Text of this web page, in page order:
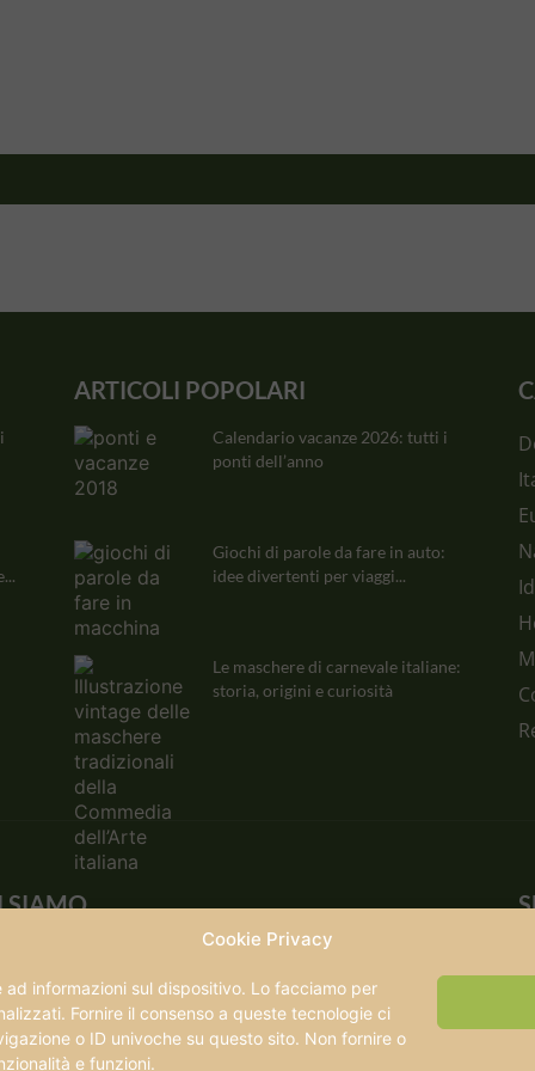
Cookie Privacy
informazioni sul dispositivo. Lo facciamo per
Fornire il consenso a queste tecnologie ci
o ID univoche su questo sito. Non fornire o
e funzioni.
ARTICOLI POPOLARI
Calendario vacanze 2026: tutti i
ponti dell’anno
Giochi di parole da fare in auto:
idee divertenti per viaggi...
Le maschere di carnevale italiane:
storia, origini e curiosità
SIAMO
nasce oltre vent'anni fa e cresce insieme
il viaggio lento: famiglie, coppie, viaggiatori che
capire un posto piuttosto che